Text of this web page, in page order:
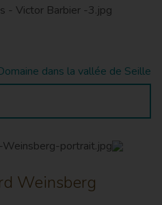
dans la vallée de Seille
Weinsberg